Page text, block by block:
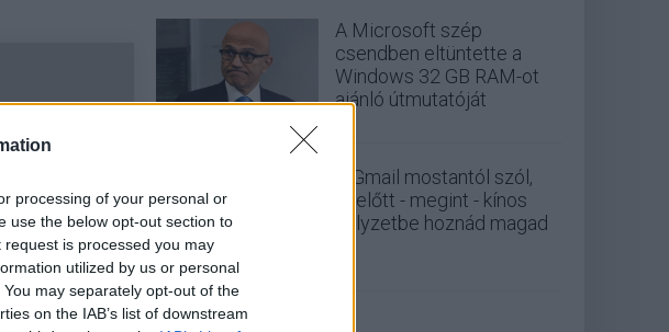
processing of your personal or
use the below opt-out section to
is processed you may
utilized by us or personal
may separately opt-out of the
on the IAB’s list of downstream
A Microsoft szép
csendben eltüntette a
Windows 32 GB RAM-ot
ajánló útmutatóját
A Gmail mostantól szól,
mielőtt - megint - kínos
helyzetbe hoznád magad